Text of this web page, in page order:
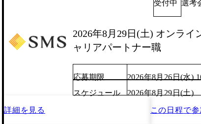
受付中 選考
2026年8月29日(土) オンライ
ャリアパートナー職
応募期限
2026年8月26日(水)
スケジュール
2026年8月29日(土)
詳細を見る この日程で参